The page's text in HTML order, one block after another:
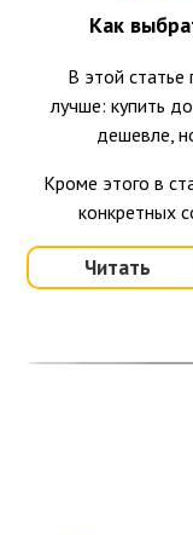
Как
В этой статье
лучше: купить
дешевле,
Кроме этого в
конкретных
Читать